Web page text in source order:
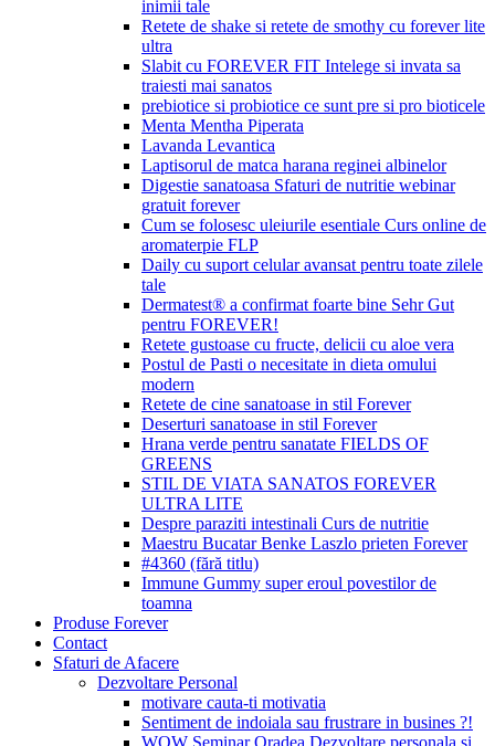
inimii tale
Retete de shake si retete de smothy cu forever lite
ultra
Slabit cu FOREVER FIT Intelege si invata sa
traiesti mai sanatos
prebiotice si probiotice ce sunt pre si pro bioticele
Menta Mentha Piperata
Lavanda Levantica
Laptisorul de matca harana reginei albinelor
Digestie sanatoasa Sfaturi de nutritie webinar
gratuit forever
Cum se folosesc uleiurile esentiale Curs online de
aromaterpie FLP
Daily cu suport celular avansat pentru toate zilele
tale
Dermatest® a confirmat foarte bine Sehr Gut
pentru FOREVER!
Retete gustoase cu fructe, delicii cu aloe vera
Postul de Pasti o necesitate in dieta omului
modern
Retete de cine sanatoase in stil Forever
Deserturi sanatoase in stil Forever
Hrana verde pentru sanatate FIELDS OF
GREENS
STIL DE VIATA SANATOS FOREVER
ULTRA LITE
Despre paraziti intestinali Curs de nutritie
Maestru Bucatar Benke Laszlo prieten Forever
#4360 (fără titlu)
Immune Gummy super eroul povestilor de
toamna
Produse Forever
Contact
Sfaturi de Afacere
Dezvoltare Personal
motivare cauta-ti motivatia
Sentiment de indoiala sau frustrare in busines ?!
WOW Seminar Oradea Dezvoltare personala si